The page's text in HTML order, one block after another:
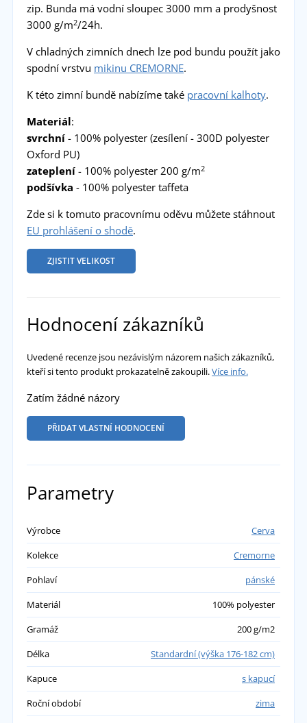
zip. Bunda má vodní sloupec 3000 mm a prodyšnost
3000 g/m2/24h.
V chladných zimních dnech lze pod bundu použít jako
spodní vrstvu mikinu CREMORNE.
K této zimní bundě nabízíme také pracovní kalhoty.
Materiál:
svrchní- 100% polyester (zesílení - 300D polyester
Oxford PU)
zateplení- 100% polyester 200 g/m2
podšívka - 100% polyester taffeta
Zde si k tomuto pracovnímu oděvu můžete stáhnout
EU prohlášení o shodě.
ZJISTIT VELIKOST
Hodnocení zákazníků
Uvedené recenze jsou nezávislým názorem našich zákazníků,
kteří si tento produkt prokazatelně zakoupili.Více info.
Zatím žádné názory
PŘIDAT VLASTNÍ HODNOCENÍ
Parametry
Výrobce
Cerva
Kolekce
Cremorne
Pohlaví
pánské
Materiál
100% polyester
Gramáž
200 g/m2
Délka
Standardní (výška 176-182 cm)
Kapuce
s kapucí
Roční období
zima